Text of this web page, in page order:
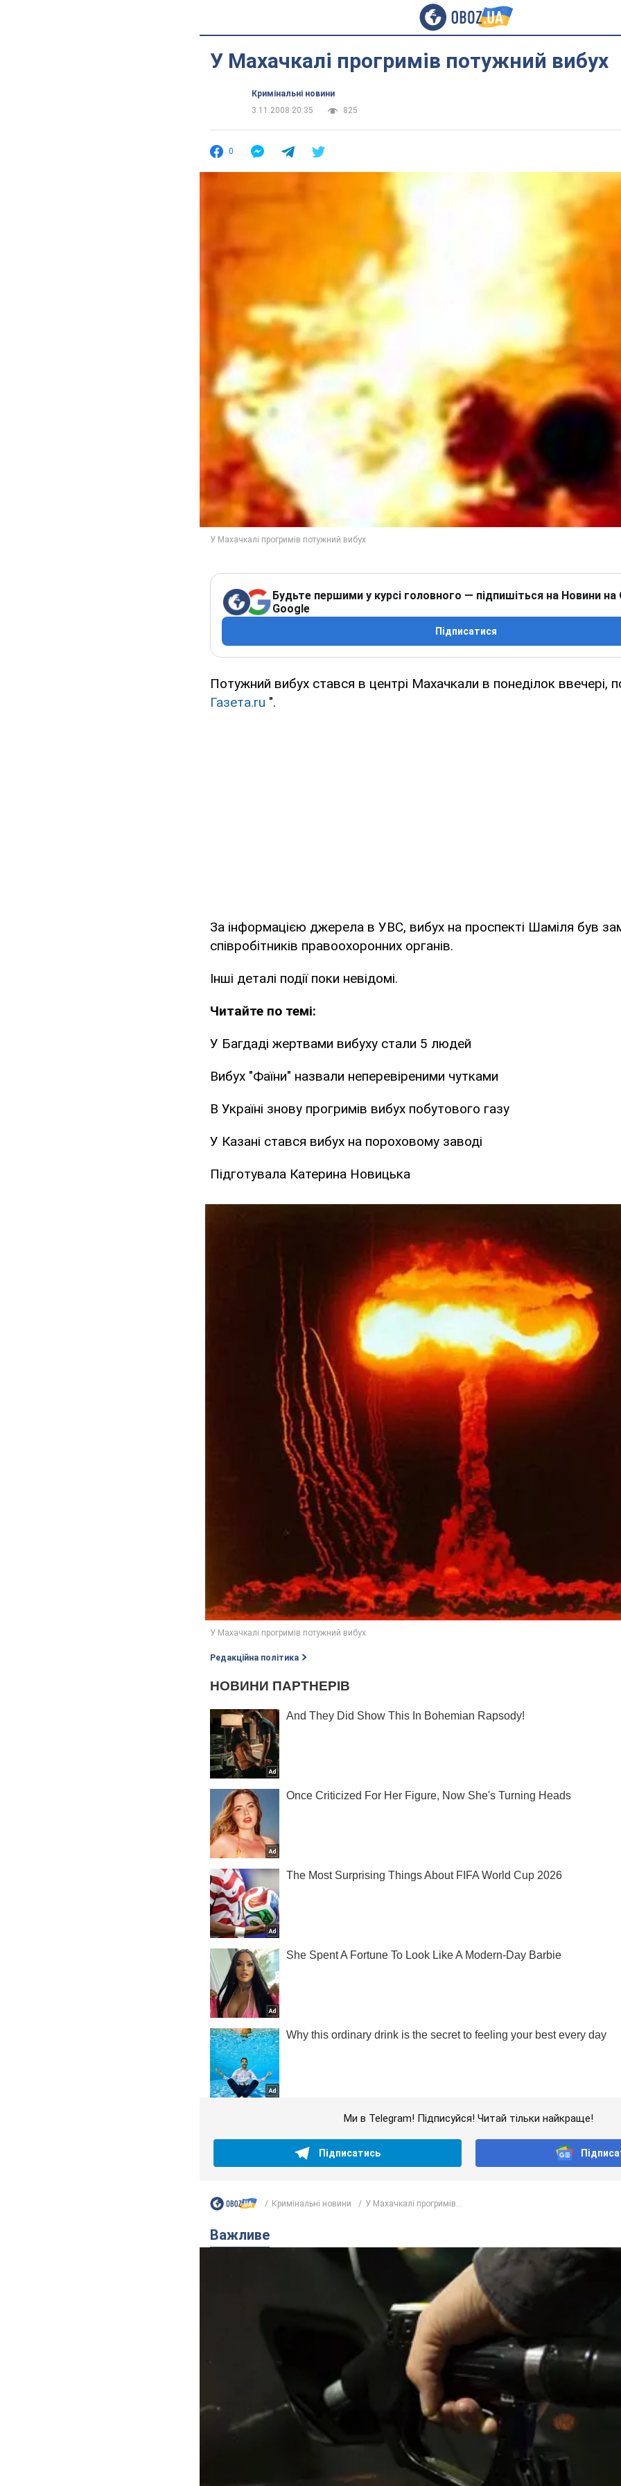
У Махачкалі прогримів потужний вибух
Кримінальні новини
3.11.2008 20:35
825
0
Будьте першими у курсі головного — підпишіться на Новини на
Google
Підписатися
Потужний вибух стався в центрі Махачкали в понеділок ввечері,
Газета.ru ".
За інформацією джерела в УВС, вибух на проспекті Шаміля був
співробітників правоохоронних органів.
Інші деталі події поки невідомі.
Читайте по темі:
У Багдаді жертвами вибуху стали 5 людей
Вибух "Фаїни" назвали неперевіреними чутками
В Україні знову прогримів вибух побутового газу
У Казані стався вибух на пороховому заводі
Підготувала Катерина Новицька
Редакційна політика
Ми в Telegram! Підписуйся! Читай тільки найкраще!
Підписатись
Кримінальні новини У Махачкалі прогримів...
Важливе